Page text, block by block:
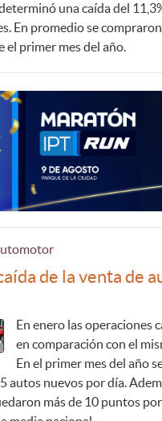
una caída del
En promedio se
el primer mes del año.
de la venta de
En enero las operaciones
en comparación con el
En el primer mes del año
autos nuevos por día.
más de 10 puntos